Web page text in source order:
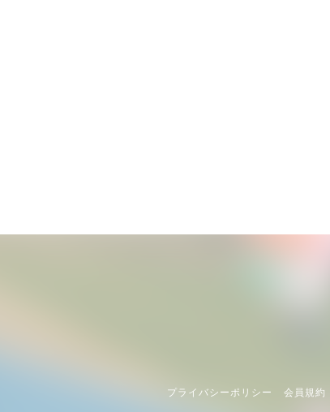
プライバシーポリシー 会員規約